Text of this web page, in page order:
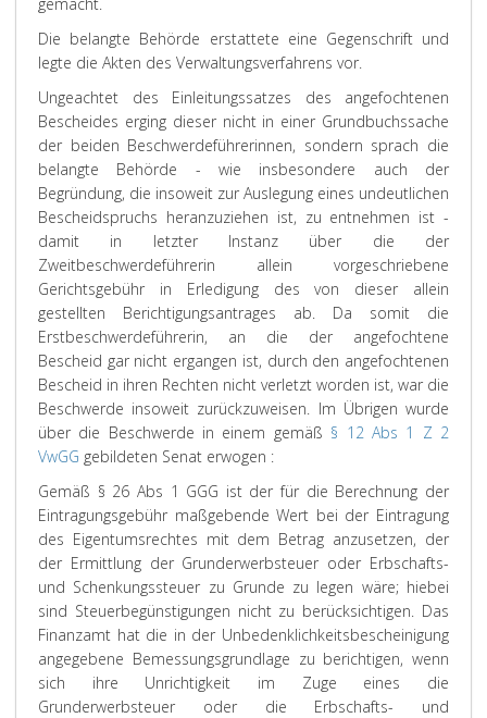
Die belangte Behörde erstattete eine Gegenschrift und
legte die Akten des Verwaltungsverfahrens vor.
Ungeachtet des Einleitungssatzes des angefochtenen
Bescheides erging dieser nicht in einer Grundbuchssache
der beiden Beschwerdeführerinnen, sondern sprach die
belangte Behörde - wie insbesondere auch der
Begründung, die insoweit zur Auslegung eines undeutlichen
Bescheidspruchs heranzuziehen ist, zu entnehmen ist -
damit in letzter Instanz über die der
Zweitbeschwerdeführerin allein vorgeschriebene
Gerichtsgebühr in Erledigung des von dieser allein
gestellten Berichtigungsantrages ab. Da somit die
Erstbeschwerdeführerin, an die der angefochtene
Bescheid gar nicht ergangen ist, durch den angefochtenen
Bescheid in ihren Rechten nicht verletzt worden ist, war die
Beschwerde insoweit zurückzuweisen. Im Übrigen wurde
über die Beschwerde in einem gemäß § 12 Abs 1 Z 2
VwGG gebildeten Senat erwogen :
Gemäß § 26 Abs 1 GGG ist der für die Berechnung der
Eintragungsgebühr maßgebende Wert bei der Eintragung
des Eigentumsrechtes mit dem Betrag anzusetzen, der
der Ermittlung der Grunderwerbsteuer oder Erbschafts-
und Schenkungssteuer zu Grunde zu legen wäre; hiebei
sind Steuerbegünstigungen nicht zu berücksichtigen. Das
Finanzamt hat die in der Unbedenklichkeitsbescheinigung
angegebene Bemessungsgrundlage zu berichtigen, wenn
sich ihre Unrichtigkeit im Zuge eines die
Grunderwerbsteuer oder die Erbschafts- und